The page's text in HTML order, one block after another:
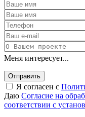
Меня интересует...
Отправить
Я согласен с
Даю Согласие на
соответствии с